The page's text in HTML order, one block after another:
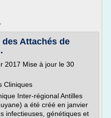
Attachés de
2017 Mise à jour le 30
Cliniques
Inter-régional Antilles
a été créé en janvier
infectieuses, génétiques et